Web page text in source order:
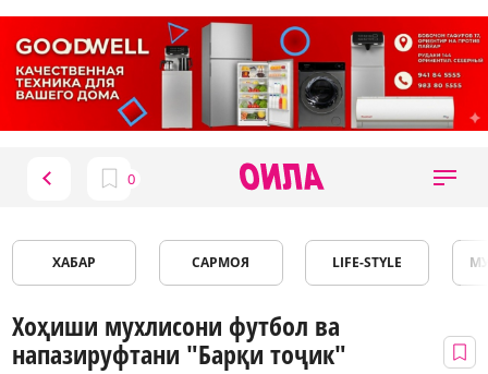
ХАБАР САРМОЯ LIFE-STYLE
Хоҳиши мухлисони футбол ва
напазируфтани "Барқи тоҷик"